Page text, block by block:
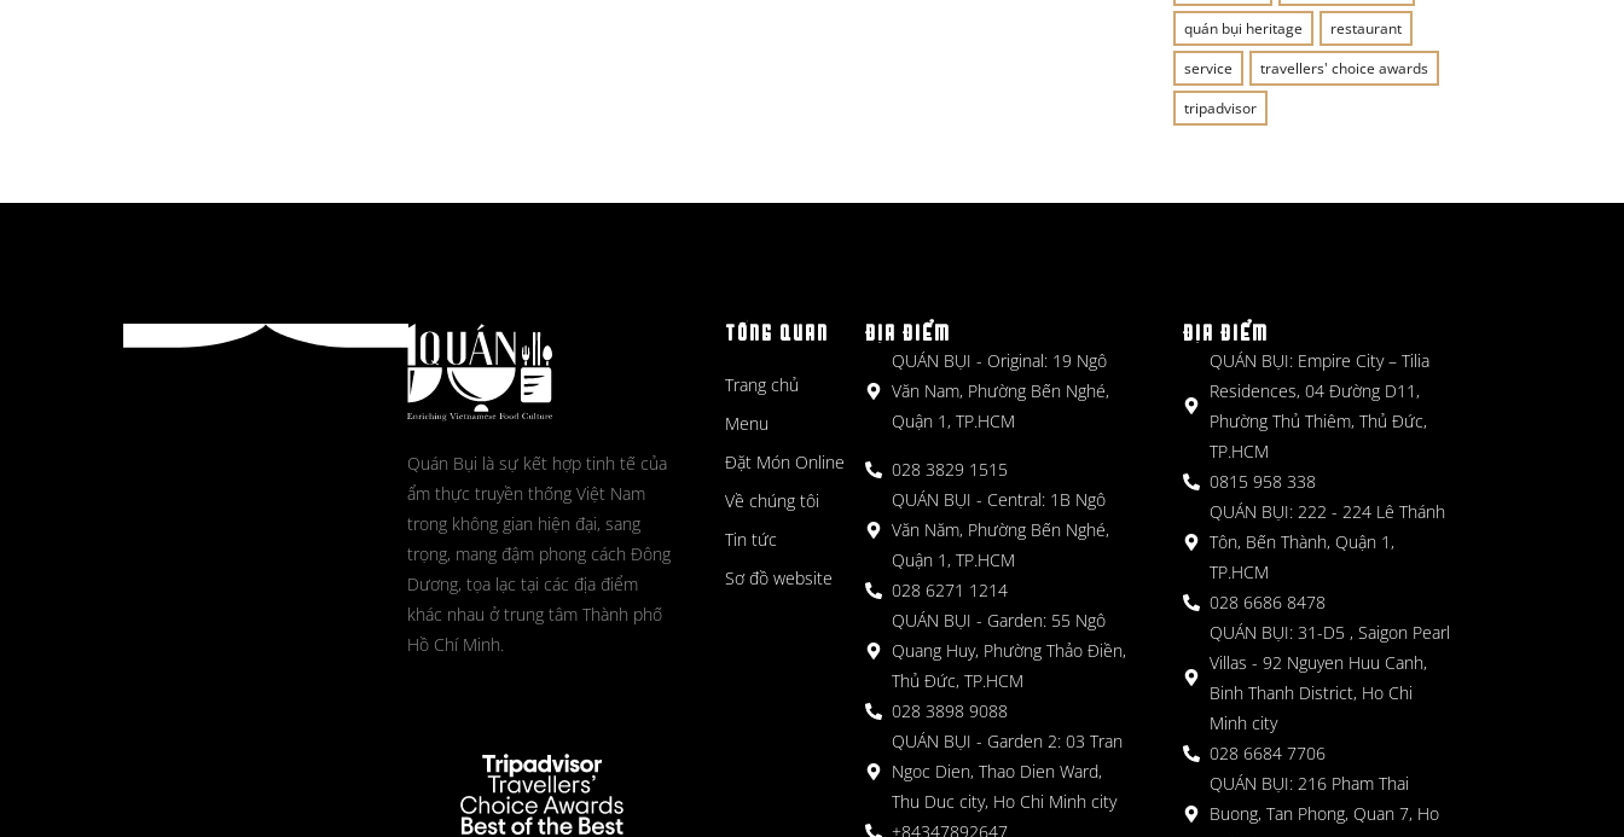
quán bụi heritage
restaurant
service
travellers' choice awards
tripadvisor
Quán Bụi là sự kết hợp tinh tế của
ẩm thực truyền thống Việt Nam
trong không gian hiện đại, sang
trọng, mang đậm phong cách Đông
Dương, tọa lạc tại các địa điểm
khác nhau ở trung tâm Thành phố
Hồ Chí Minh.
TỔNG QUAN
Trang chủ
Menu
Đặt Món Online
Về chúng tôi
Tin tức
Sơ đồ website
ĐỊA ĐIỂM
QUÁN BỤI - Original: 19 Ngô
Văn Nam, Phường Bến Nghé,
Quận 1, TP.HCM
028 3829 1515
QUÁN BỤI - Central: 1B Ngô
Văn Năm, Phường Bến Nghé,
Quận 1, TP.HCM
028 6271 1214
QUÁN BỤI - Garden: 55 Ngô
Quang Huy, Phường Thảo Điền,
Thủ Đức, TP.HCM
028 3898 9088
QUÁN BỤI - Garden 2: 03 Tran
Ngoc Dien, Thao Dien Ward,
Thu Duc city, Ho Chi Minh city
+84347892647
ĐỊA ĐIỂM
QUÁN BỤI: Empire City – Tilia
Residences, 04 Đường D11,
Phường Thủ Thiêm, Thủ Đức,
TP.HCM
0815 958 338
QUÁN BỤI: 222 - 224 Lê Thánh
Tôn, Bến Thành, Quận 1,
TP.HCM
028 6686 8478
QUÁN BỤI: 31-D5 , Saigon Pearl
Villas - 92 Nguyen Huu Canh,
Binh Thanh District, Ho Chi
Minh city
028 6684 7706
QUÁN BỤI: 216 Pham Thai
Buong, Tan Phong, Quan 7, Ho